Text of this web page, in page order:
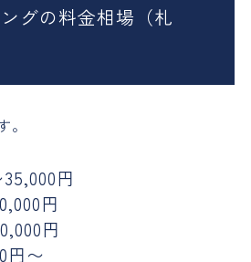
グの料金相場（札
円
円
円
円〜